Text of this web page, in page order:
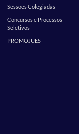
Sessões Colegiadas
Concursos e Processos
Seletivos
PROMOJUES